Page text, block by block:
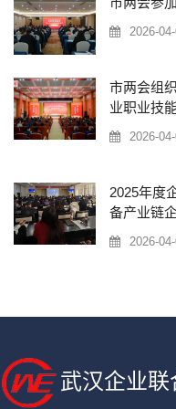
2026-
市两会组
业职业技
2026-
2025年度
备产业链
2026-
武汉企业联